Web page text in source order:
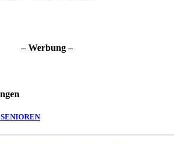
– Werbung –